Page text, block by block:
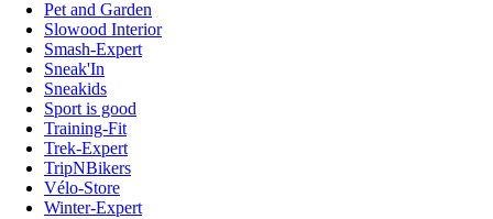
Pet and Garden
Slowood Interior
Smash-Expert
Sneak'In
Sneakids
Sport is good
Training-Fit
Trek-Expert
TripNBikers
Vélo-Store
Winter-Expert